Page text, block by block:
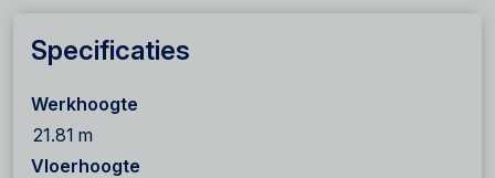
Specificaties
Werkhoogte
21.81 m
Vloerhoogte